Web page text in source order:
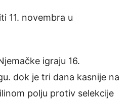
11. novembra u
igraju 16.
dok je tri dana kasnije na
polju protiv selekcije